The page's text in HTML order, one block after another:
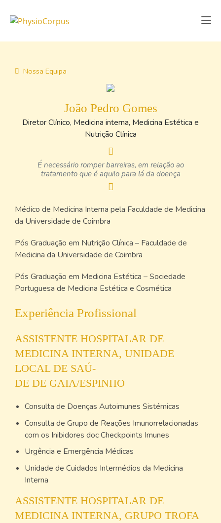
Nossa Equipa
João Pedro Gomes
Diretor Clínico, Medicina interna, Medicina Estética e
Nutrição Clínica
É necessário romper barreiras, em relação ao
tratamento que é aquilo para lá da doença
Médico de Medicina Interna pela Faculdade de Medicina
da Universidade de Coimbra
Pós Graduação em Nutrição Clínica – Faculdade de
Medicina da Universidade de Coimbra
Pós Graduação em Medicina Estética – Sociedade
Portuguesa de Medicina Estética e Cosmética
Experiência Profissional
ASSISTENTE HOSPITALAR DE
MEDICINA INTERNA, UNIDADE
LOCAL DE SAÚ-
DE DE GAIA/ESPINHO
Consulta de Doenças Autoimunes Sistémicas
Consulta de Grupo de Reações Imunorrelacionadas
com os Inibidores doc Checkpoints Imunes
Urgência e Emergência Médicas
Unidade de Cuidados Intermédios da Medicina
Interna
ASSISTENTE HOSPITALAR DE
MEDICINA INTERNA, GRUPO TROFA